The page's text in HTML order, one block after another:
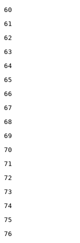
60
61
62
63
64
65
66
67
68
69
70
71
72
73
74
75
76